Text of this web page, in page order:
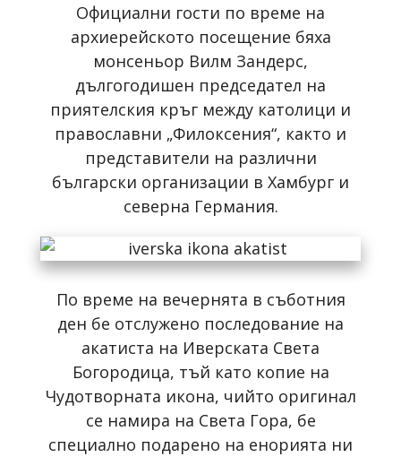
Официални гости по време на
архиерейското посещение бяха
монсеньор Вилм Зандерс,
дългогодишен председател на
приятелския кръг между католици и
православни „Филоксения“, както и
представители на различни
български организации в Хамбург и
северна Германия.
По време на вечернята в съботния
ден бе отслужено последование на
акатиста на Иверската Света
Богородица, тъй като копие на
Чудотворната икона, чийто оригинал
се намира на Света Гора, бе
специално подарено на енорията ни